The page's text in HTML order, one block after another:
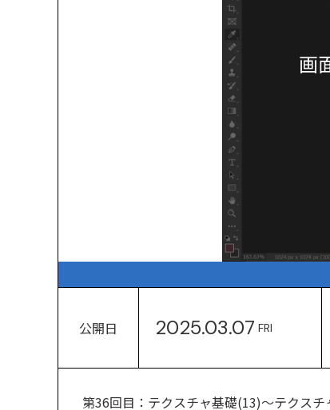
画
公開日 2025.03.07 FRI
第36回目：テクスチャ基礎(13)～テクスチ